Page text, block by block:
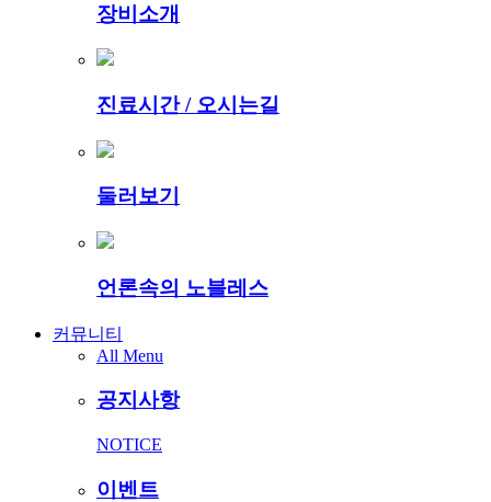
장비소개
진료시간 / 오시는길
둘러보기
언론속의 노블레스
커뮤니티
All Menu
공지사항
NOTICE
이벤트